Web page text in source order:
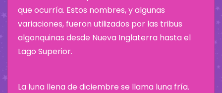
que ocurría. Estos nombres, y algunas
variaciones, fueron utilizados por las tribus
algonquinas desde Nueva Inglaterra hasta el
Lago Superior.
La luna llena de diciembre se llama luna fría.